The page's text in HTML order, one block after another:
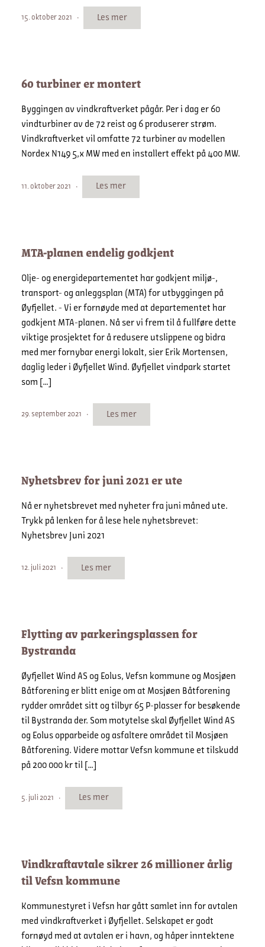
15. oktober 2021 Les mer
60 turbiner er montert
Byggingen av vindkraftverket pågår. Per i dag er 60
vindturbiner av de 72 reist og 6 produserer strøm.
Vindkraftverket vil omfatte 72 turbiner av modellen
Nordex N149 5,x MW med en installert effekt på 400 MW.
11. oktober 2021 Les mer
MTA-planen endelig godkjent
Olje- og energidepartementet har godkjent miljø-,
transport- og anleggsplan (MTA) for utbyggingen på
Øyfjellet. - Vi er fornøyde med at departementet har
godkjent MTA-planen. Nå ser vi frem til å fullføre dette
viktige prosjektet for å redusere utslippene og bidra
med mer fornybar energi lokalt, sier Erik Mortensen,
daglig leder i Øyfjellet Wind. Øyfjellet vindpark startet
som […]
29. september 2021 Les mer
Nyhetsbrev for juni 2021 er ute
Nå er nyhetsbrevet med nyheter fra juni måned ute.
Trykk på lenken for å lese hele nyhetsbrevet:
Nyhetsbrev Juni 2021
12. juli 2021 Les mer
Flytting av parkeringsplassen for
Bystranda
Øyfjellet Wind AS og Eolus, Vefsn kommune og Mosjøen
Båtforening er blitt enige om at Mosjøen Båtforening
rydder området sitt og tilbyr 65 P-plasser for besøkende
til Bystranda der. Som motytelse skal Øyfjellet Wind AS
og Eolus opparbeide og asfaltere området til Mosjøen
Båtforening. Videre mottar Vefsn kommune et tilskudd
på 200 000 kr til […]
5. juli 2021 Les mer
Vindkraftavtale sikrer 26 millioner årlig
til Vefsn kommune
Kommunestyret i Vefsn har gått samlet inn for avtalen
med vindkraftverket i Øyfjellet. Selskapet er godt
fornøyd med at avtalen er i havn, og håper inntektene